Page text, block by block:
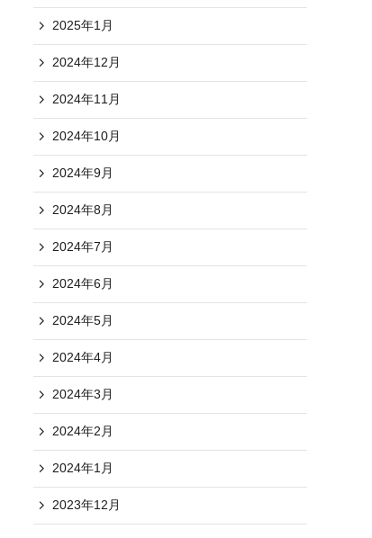
2025年1月
2024年12月
2024年11月
2024年10月
2024年9月
2024年8月
2024年7月
2024年6月
2024年5月
2024年4月
2024年3月
2024年2月
2024年1月
2023年12月